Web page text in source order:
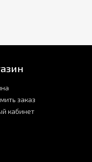
заказ
кабинет